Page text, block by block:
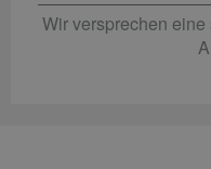
Wir versprechen